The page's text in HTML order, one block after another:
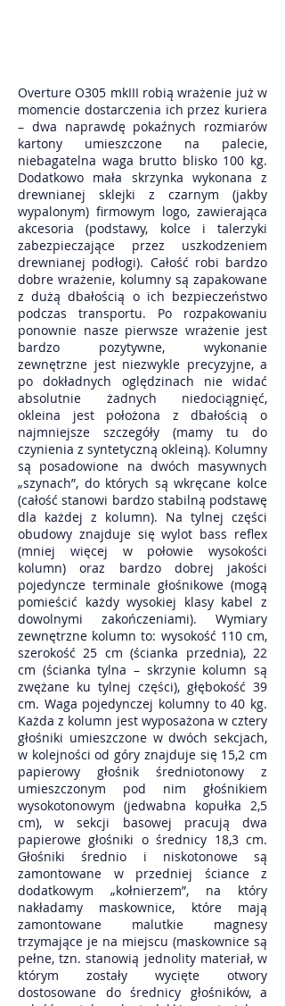
Overture O305 mkIII robią wrażenie już w
momencie dostarczenia ich przez kuriera
– dwa naprawdę pokaźnych rozmiarów
kartony umieszczone na palecie,
niebagatelna waga brutto blisko 100 kg.
Dodatkowo mała skrzynka wykonana z
drewnianej sklejki z czarnym (jakby
wypalonym) firmowym logo, zawierająca
akcesoria (podstawy, kolce i talerzyki
zabezpieczające przez uszkodzeniem
drewnianej podłogi). Całość robi bardzo
dobre wrażenie, kolumny są zapakowane
z dużą dbałością o ich bezpieczeństwo
podczas transportu. Po rozpakowaniu
ponownie nasze pierwsze wrażenie jest
bardzo pozytywne, wykonanie
zewnętrzne jest niezwykle precyzyjne, a
po dokładnych oględzinach nie widać
absolutnie żadnych niedociągnięć,
okleina jest położona z dbałością o
najmniejsze szczegóły (mamy tu do
czynienia z syntetyczną okleiną). Kolumny
są posadowione na dwóch masywnych
„szynach”, do których są wkręcane kolce
(całość stanowi bardzo stabilną podstawę
dla każdej z kolumn). Na tylnej części
obudowy znajduje się wylot bass reflex
(mniej więcej w połowie wysokości
kolumn) oraz bardzo dobrej jakości
pojedyncze terminale głośnikowe (mogą
pomieścić każdy wysokiej klasy kabel z
dowolnymi zakończeniami). Wymiary
zewnętrzne kolumn to: wysokość 110 cm,
szerokość 25 cm (ścianka przednia), 22
cm (ścianka tylna – skrzynie kolumn są
zwężane ku tylnej części), głębokość 39
cm. Waga pojedynczej kolumny to 40 kg.
Każda z kolumn jest wyposażona w cztery
głośniki umieszczone w dwóch sekcjach,
w kolejności od góry znajduje się 15,2 cm
papierowy głośnik średniotonowy z
umieszczonym pod nim głośnikiem
wysokotonowym (jedwabna kopułka 2,5
cm), w sekcji basowej pracują dwa
papierowe głośniki o średnicy 18,3 cm.
Głośniki średnio i niskotonowe są
zamontowane w przedniej ściance z
dodatkowym „kołnierzem”, na który
nakładamy maskownice, które mają
zamontowane malutkie magnesy
trzymające je na miejscu (maskownice są
pełne, tzn. stanowią jednolity materiał, w
którym zostały wycięte otwory
dostosowane do średnicy głośników, a